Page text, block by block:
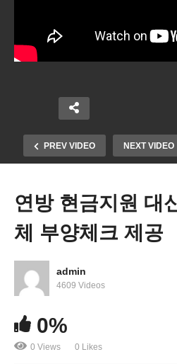
PREV VIDEO NEXT VIDEO
긴급지원 희박
연방 현금지원 대
체 부양체크 제공
admin
4609 Videos
0%
0 Views 0 Likes